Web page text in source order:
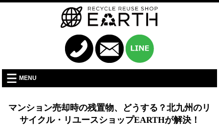
MENU
マンション売却時の残置物、どうする？北九州のリ
サイクル・リユースショップEARTHが解決！